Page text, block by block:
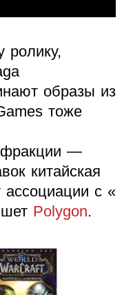
ролику,
образы из
тоже
фракции —
китайская
ассоциации с «
Polygon.